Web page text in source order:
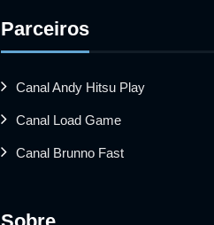
Parceiros
Canal Andy Hitsu Play
Canal Load Game
Canal Brunno Fast